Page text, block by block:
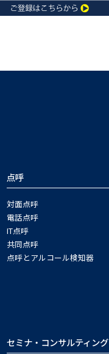
点呼
対面点呼
電話点呼
IT点呼
共同点呼
点呼とアルコール検知器
セミナ・コンサルティング